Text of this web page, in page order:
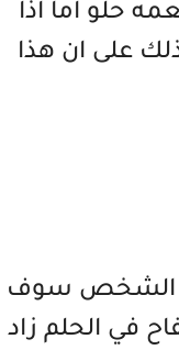
حلو اما اذا
على ان هذا
الشخص سوف
في الحلم زاد